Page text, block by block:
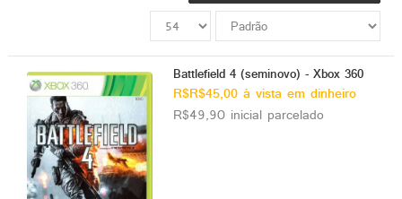
Battlefield 4 (seminovo) - Xbox 360
R$R$45,00 à vista em dinheiro
R$49,90 inicial parcelado